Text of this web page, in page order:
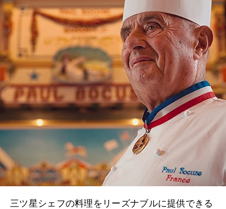
三ツ星シェフの料理をリーズナブルに提供できる